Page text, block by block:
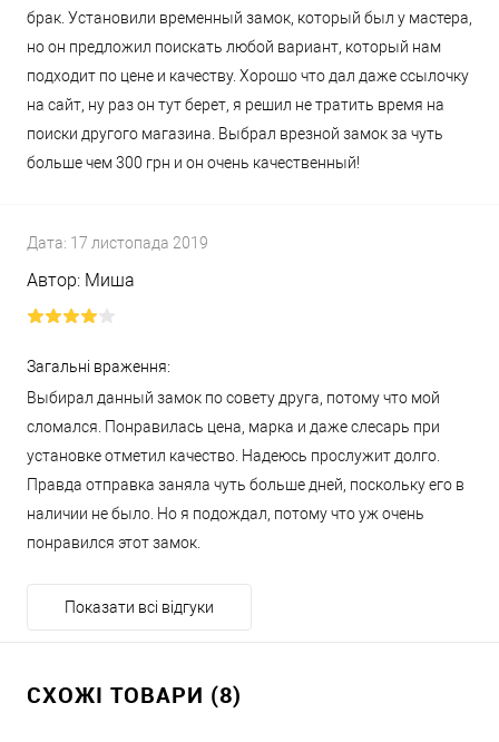
брак. Установили временный замок, который был у мастера,
но он предложил поискать любой вариант, который нам
подходит по цене и качеству. Хорошо что дал даже ссылочку
на сайт, ну раз он тут берет, я решил не тратить время на
поиски другого магазина. Выбрал врезной замок за чуть
больше чем 300 грн и он очень качественный!
Дата: 17 листопада 2019
Автор: Миша
Загальні враження:
Выбирал данный замок по совету друга, потому что мой
сломался. Понравилась цена, марка и даже слесарь при
установке отметил качество. Надеюсь прослужит долго.
Правда отправка заняла чуть больше дней, поскольку его в
наличии не было. Но я подождал, потому что уж очень
понравился этот замок.
Показати всі відгуки
СХОЖІ ТОВАРИ (8)